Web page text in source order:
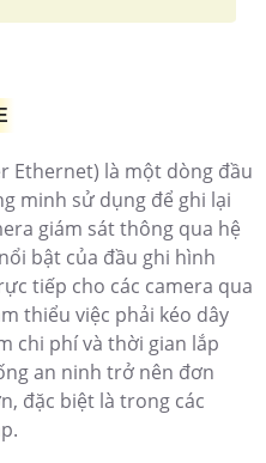
Ethernet) là một dòng đầu
minh sử dụng để ghi lại
giám sát thông qua hệ
bật của đầu ghi hình
tiếp cho các camera qua
thiểu việc phải kéo dây
chi phí và thời gian lắp
an ninh trở nên đơn
đặc biệt là trong các